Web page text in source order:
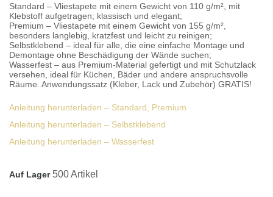
Standard – Vliestapete mit einem Gewicht von 110 g/m², mit
Klebstoff aufgetragen; klassisch und elegant;
Premium – Vliestapete mit einem Gewicht von 155 g/m²,
besonders langlebig, kratzfest und leicht zu reinigen;
Selbstklebend – ideal für alle, die eine einfache Montage und
Demontage ohne Beschädigung der Wände suchen;
Wasserfest – aus Premium-Material gefertigt und mit Schutzlack
versehen, ideal für Küchen, Bäder und andere anspruchsvolle
Räume. Anwendungssatz (Kleber, Lack und Zubehör) GRATIS!
Anleitung herunterladen – Standard, Premium
Anleitung herunterladen – Selbstklebend
Anleitung herunterladen – Wasserfest
Auf Lager 500 Artikel